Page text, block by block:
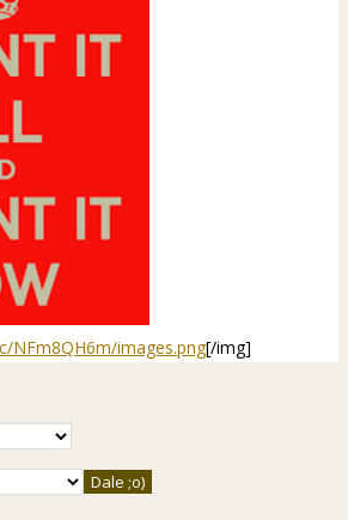
NFm8QH6m/images.png[/img]